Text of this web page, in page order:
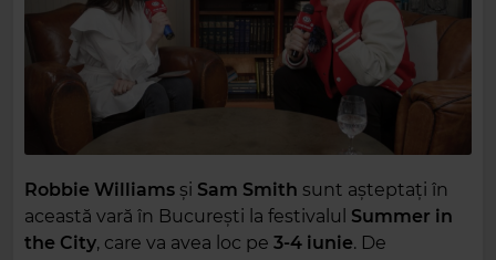
Robbie Williams și Sam Smith sunt așteptați în
această vară în București la festivalul Summer in
the City, care va avea loc pe 3-4 iunie. De